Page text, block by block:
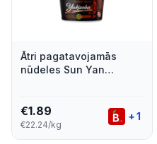
Ātri pagatavojamās
nūdeles Sun Yan
€1.89
€22.24/kg
+1